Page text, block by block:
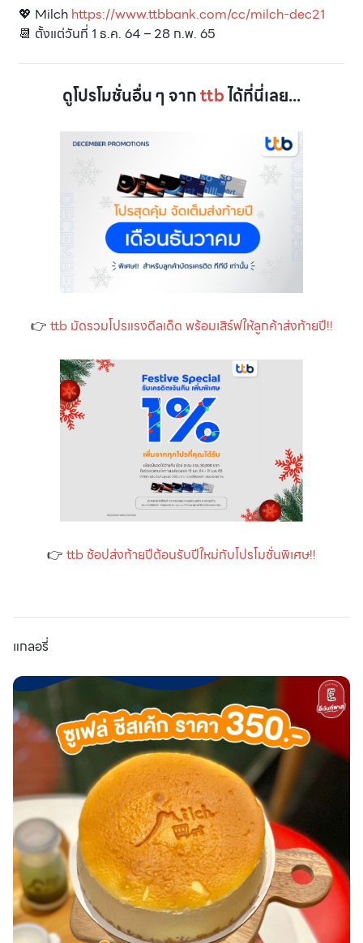
💖 Milch https://www.ttbbank.com/cc/milch-dec21
📆 ตั้งแต่วันที่ 1 ธ.ค. 64 – 28 ก.พ. 65
ดูโปรโมชั่นอื่น ๆ จากttbได้ที่นี่เลย...
👉 ttb มัดรวมโปรแรงดีลเด็ด พร้อมเสิร์ฟให้ลูกค้าส่งท้ายปี!!
👉 ttb ช้อปส่งท้ายปีต้อนรับปีใหม่กับโปรโมชั่นพิเศษ!!
แกลอรี่